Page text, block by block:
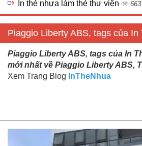
In thẻ nhựa làm thẻ thư viện
Piaggio Liberty ABS, tags của
Piaggio Liberty ABS, tags của In
mới nhất về Piaggio Liberty ABS,
Xem Trang Blog InTheNhua